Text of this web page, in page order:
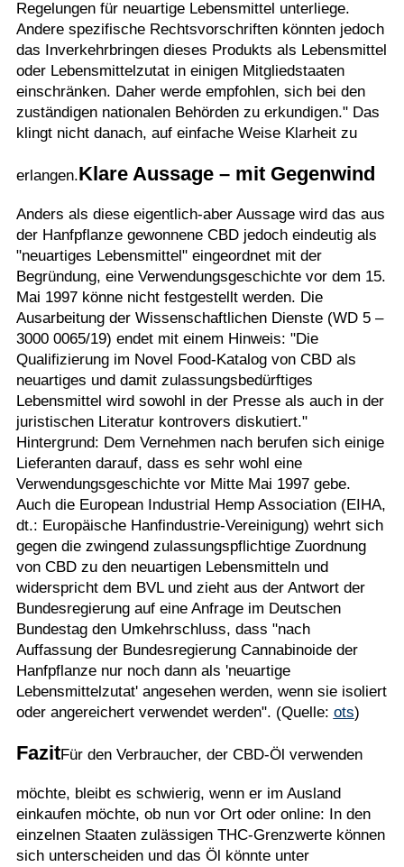
Regelungen für neuartige Lebensmittel unterliege.
Andere spezifische Rechtsvorschriften könnten jedoch
das Inverkehrbringen dieses Produkts als Lebensmittel
oder Lebensmittelzutat in einigen Mitgliedstaaten
einschränken. Daher werde empfohlen, sich bei den
zuständigen nationalen Behörden zu erkundigen." Das
klingt nicht danach, auf einfache Weise Klarheit zu
erlangen.Klare Aussage – mit Gegenwind
Anders als diese eigentlich-aber Aussage wird das aus
der Hanfpflanze gewonnene CBD jedoch eindeutig als
"neuartiges Lebensmittel" eingeordnet mit der
Begründung, eine Verwendungsgeschichte vor dem 15.
Mai 1997 könne nicht festgestellt werden. Die
Ausarbeitung der Wissenschaftlichen Dienste (WD 5 –
3000 0065/19) endet mit einem Hinweis: "Die
Qualifizierung im Novel Food-Katalog von CBD als
neuartiges und damit zulassungsbedürftiges
Lebensmittel wird sowohl in der Presse als auch in der
juristischen Literatur kontrovers diskutiert."
Hintergrund: Dem Vernehmen nach berufen sich einige
Lieferanten darauf, dass es sehr wohl eine
Verwendungsgeschichte vor Mitte Mai 1997 gebe.
Auch die European Industrial Hemp Association (EIHA,
dt.: Europäische Hanfindustrie-Vereinigung) wehrt sich
gegen die zwingend zulassungspflichtige Zuordnung
von CBD zu den neuartigen Lebensmitteln und
widerspricht dem BVL und zieht aus der Antwort der
Bundesregierung auf eine Anfrage im Deutschen
Bundestag den Umkehrschluss, dass "nach
Auffassung der Bundesregierung Cannabinoide der
Hanfpflanze nur noch dann als 'neuartige
Lebensmittelzutat' angesehen werden, wenn sie isoliert
oder angereichert verwendet werden". (Quelle: ots)
FazitFür den Verbraucher, der CBD-Öl verwenden
möchte, bleibt es schwierig, wenn er im Ausland
einkaufen möchte, ob nun vor Ort oder online: In den
einzelnen Staaten zulässigen THC-Grenzwerte können
sich unterscheiden und das Öl könnte unter